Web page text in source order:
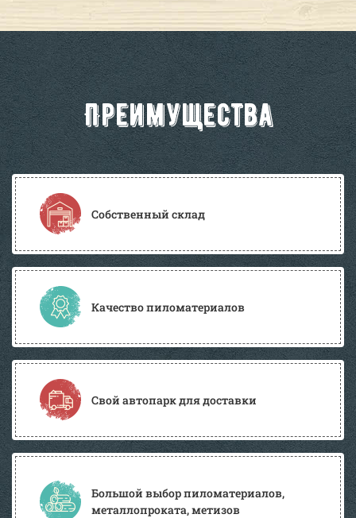
Преимущества
Собственный склад
Качество пиломатериалов
Свой автопарк для доставки
Большой выбор пиломатериалов,
металлопроката, метизов